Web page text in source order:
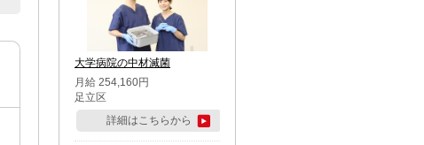
大学病院の中材滅菌
月給 254,160円
足立区
詳細はこちらから